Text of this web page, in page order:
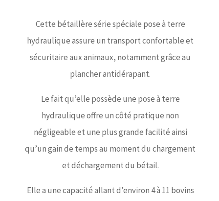
Cette bétaillère série spéciale pose à terre
hydraulique assure un transport confortable et
sécuritaire aux animaux, notamment grâce au
plancher antidérapant.
Le fait qu’elle possède une pose à terre
hydraulique offre un côté pratique non
négligeable et une plus grande facilité ainsi
qu’un gain de temps au moment du chargement
et déchargement du bétail.
Elle a une capacité allant d’environ 4 à 11 bovins